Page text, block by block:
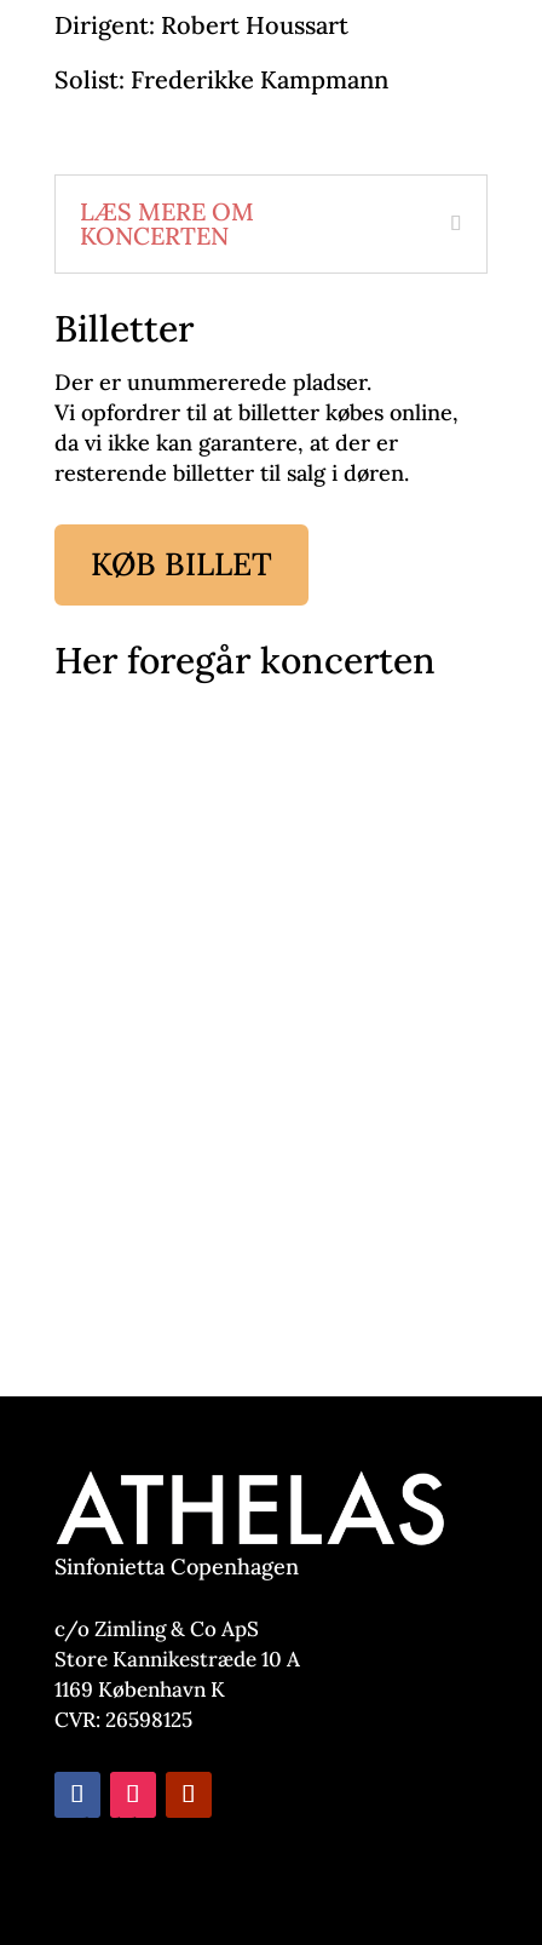
Dirigent: Robert Houssart
Solist: Frederikke Kampmann
LÆS MERE OM
KONCERTEN
Billetter
Der er unummererede pladser.
Vi opfordrer til at billetter købes online,
da vi ikke kan garantere, at der er
resterende billetter til salg i døren.
KØB BILLET
Her foregår koncerten
Sinfonietta Copenhagen
c/o Zimling & Co ApS
Store Kannikestræde 10 A
1169 København K
CVR: 26598125
Nyhedsbrev